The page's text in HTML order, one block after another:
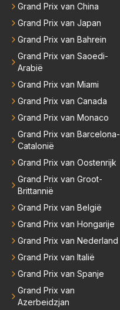
Grand Prix van China
Grand Prix van Japan
Grand Prix van Bahrein
Grand Prix van Saoedi-
Arabië
Grand Prix van Miami
Grand Prix van Canada
Grand Prix van Monaco
Grand Prix van Barcelona-
Catalonië
Grand Prix van Oostenrijk
Grand Prix van Groot-
Brittannië
Grand Prix van België
Grand Prix van Hongarije
Grand Prix van Nederland
Grand Prix van Italië
Grand Prix van Spanje
Grand Prix van
Azerbeidzjan